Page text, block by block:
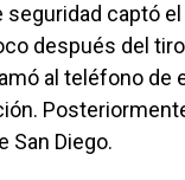
seguridad captó
después del
al teléfono de
San Diego.